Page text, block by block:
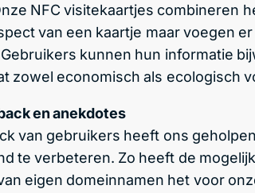
NFC visitekaartjes combineren
van een kaartje maar voegen
kunnen hun informatie
zowel economisch als ecologisch
en anekdotes
van gebruikers heeft ons
te verbeteren. Zo heeft de
eigen domeinnamen het voor